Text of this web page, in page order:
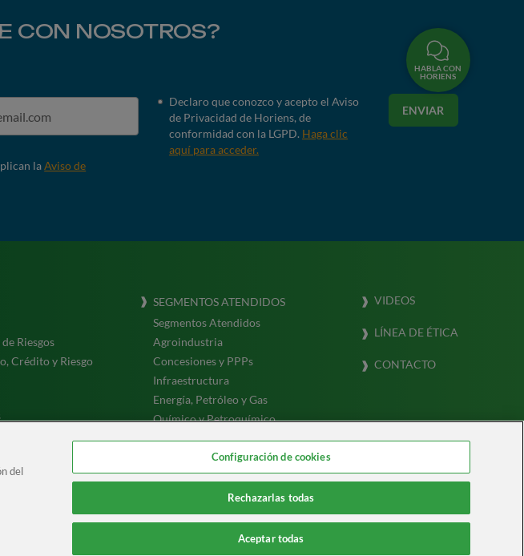
HABLA CON
HORIENS
CON NOSOTROS?
Declaro que conozco y acepto el Aviso
de Privacidad de Horiens, de
conformidad con la LGPD. Haga clic
aquí para acceder.
ENVIAR
laAviso de
Riesgos
Crédito y Riesgo
SEGMENTOS ATENDIDOS
Segmentos Atendidos
Agroindustria
Concesiones y PPPs
Infraestructura
Energía, Petróleo y Gas
Químico y Petroquímico
Transporte y Logística (Marina)
VIDEOS
LÍNEA DE ÉTICA
CONTACTO
del
Configuración de cookies
Rechazarlas todas
Aceptar todas